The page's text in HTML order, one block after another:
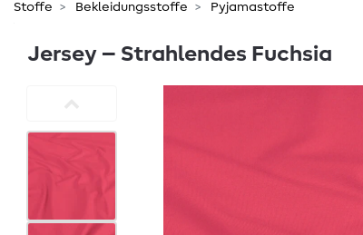
Stoffe Bekleidungsstoffe Pyjamastoffe
Jersey – Strahlendes Fuchsia